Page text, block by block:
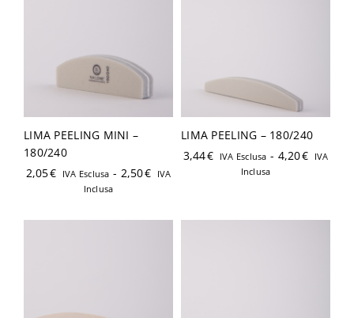
Password dimenticata?
Ricordami
LIMA PEELING MINI –
180/240
2,05€ IVA Esclusa - 2,50€ IVA
Inclusa
LIMA PEELING – 180/240
3,44€ IVA Esclusa - 4,20€ IVA
Inclusa